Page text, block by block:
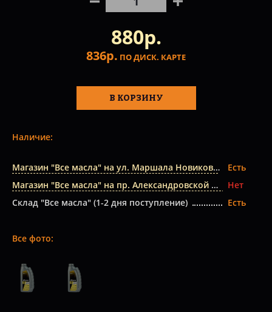
880р.
836р. ПО ДИСК. КАРТЕ
В КОРЗИНУ
Наличие:
Магазин "Все масла" на ул. Маршала Новикова
Есть
Магазин "Все масла" на пр. Александровской Фермы
Нет
Склад "Все масла" (1-2 дня поступление)
Есть
Все фото: